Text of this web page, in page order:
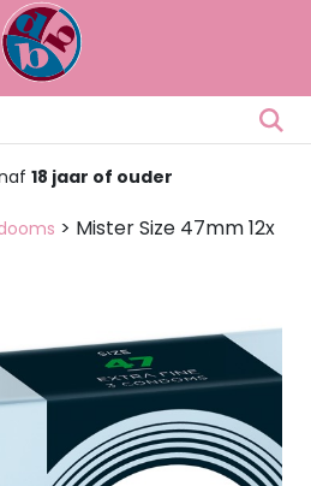
18 jaar of ouder
> Mister Size 47mm 12x